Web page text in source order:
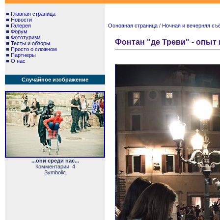
■ Главная страница
■ Новости
■ Галерея
■ Форум
■ Фототуризм
■ Тесты и обзоры
■ Просто о сложном
■ Партнеры
■ О нас
Случайное изображение
...они среди нас...
Комментарии: 4
Symbolic
Основная страница / Ночная и вечерняя
Фонтан "де Треви" - опыт